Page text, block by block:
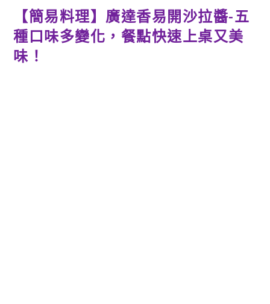
【簡易料理】廣達香易開沙拉醬-五
種口味多變化，餐點快速上桌又美
味！